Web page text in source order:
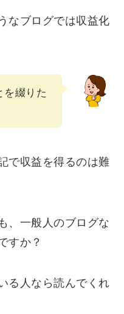
なブログでは収益化
を綴りた
で収益を得るのは難
、一般人のブログな
すか？
る人なら読んでくれ